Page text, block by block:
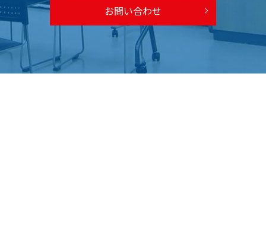
お問い合わせ